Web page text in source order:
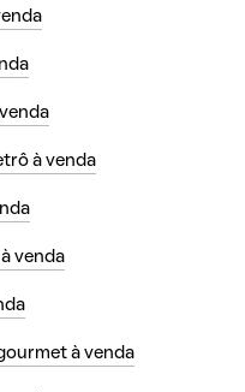
à venda
venda
à venda